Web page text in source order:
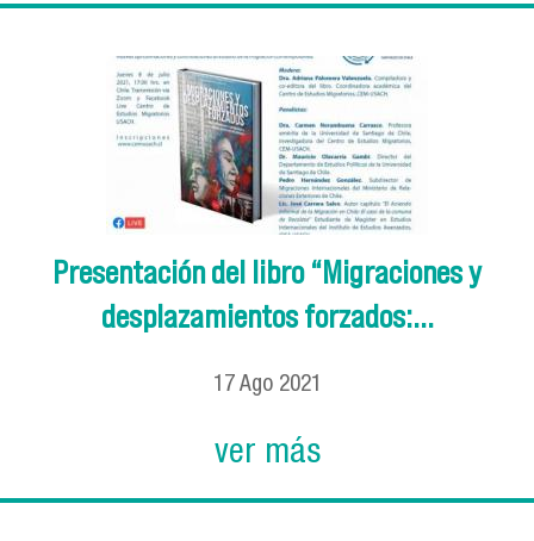
Presentación del libro “Migraciones y
desplazamientos forzados:...
17 Ago 2021
ver más